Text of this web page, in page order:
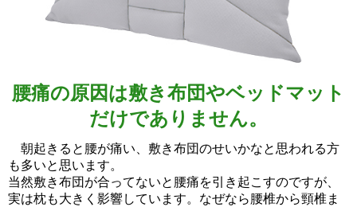
腰痛の原因は敷き布団やベッドマット
だけでありません。
朝起きると腰が痛い、敷き布団のせいかなと思われる方
も多いと思います。
当然敷き布団が合ってないと腰痛を引き起こすのですが、
実は枕も大きく影響しています。なぜなら腰椎から頸椎ま